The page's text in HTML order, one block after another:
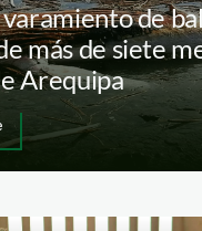
de
más de siete
Arequipa